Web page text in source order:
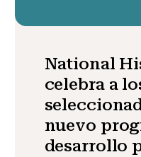
National
celebra a
nuevo
desarrollo